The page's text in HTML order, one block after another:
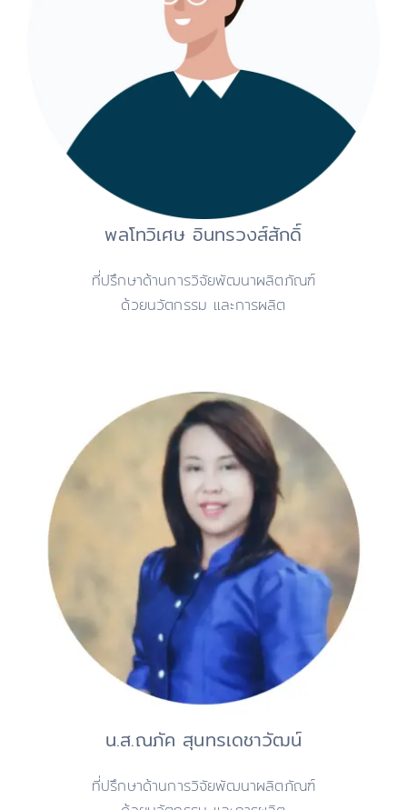
พลโทวิเศษ อินทรวงส์สักดิ์
ที่ปรึกษาด้านการวิจัยพัฒนาผลิตภัณฑ์
ด้วยนวัตกรรม และการผลิต
น.ส.ณภัค สุนทรเดชาวัฒน์
ที่ปรึกษาด้านการวิจัยพัฒนาผลิตภัณฑ์